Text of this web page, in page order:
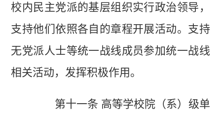
校内民主党派的基层组织实行政治领导，
支持他们依照各自的章程开展活动。支持
无党派人士等统一战线成员参加统一战线
相关活动，发挥积极作用。
第十一条 高等学校院（系）级单